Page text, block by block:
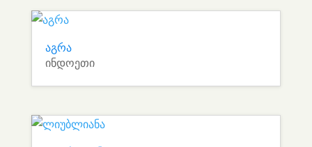
აგრა
ინდოეთი